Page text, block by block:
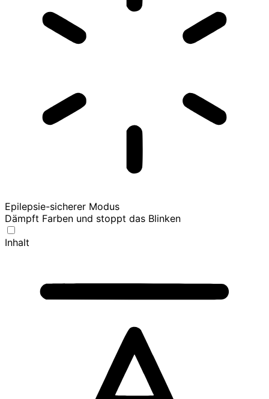
Epilepsie-sicherer Modus
Dämpft Farben und stoppt das Blinken
Inhalt